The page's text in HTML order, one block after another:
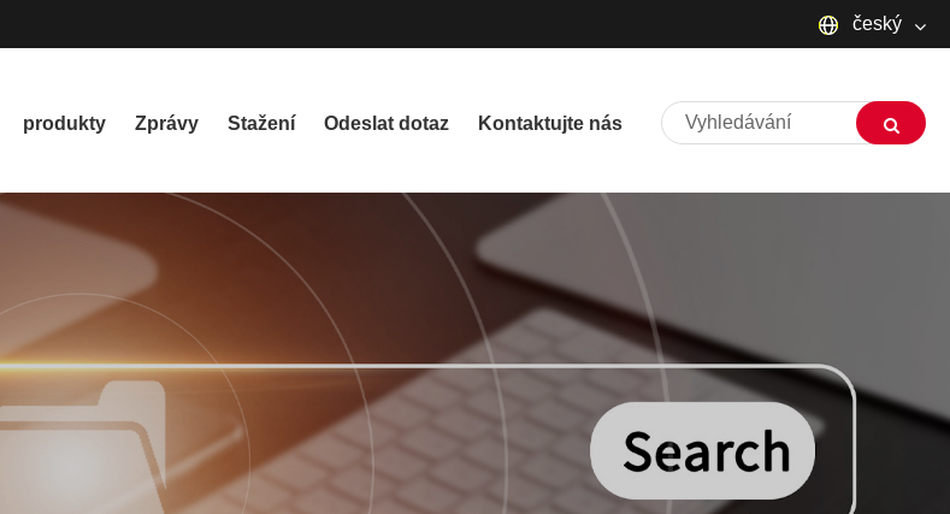
český
שפה עברית
O'zbek
produkty Zprávy Stažení Odeslat dotaz Kontaktujte nás